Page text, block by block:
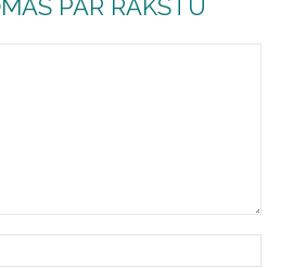
PAR RAKSTU